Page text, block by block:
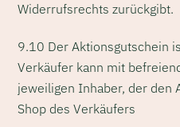
Widerrufsrechts zurückgibt.
9.10 Der Aktionsgutschein
Verkäufer kann mit
jeweiligen Inhaber, der den
Shop des Verkäufers